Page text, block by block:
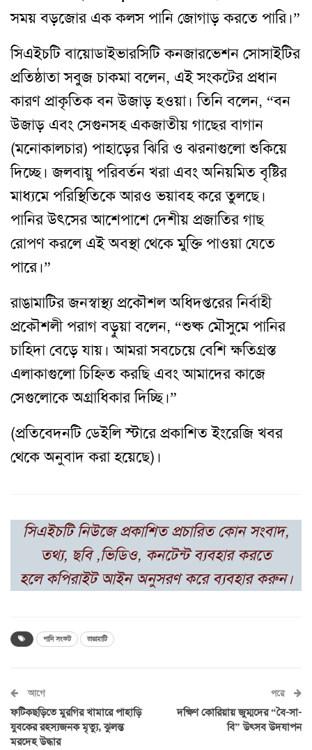
সময় বড়জোর এক কলস পানি জোগাড় করতে পারি।”
সিএইচটি বায়োডাইভারসিটি কনজারভেশন সোসাইটির
প্রতিষ্ঠাতা সবুজ চাকমা বলেন, এই সংকটের প্রধান
কারণ প্রাকৃতিক বন উজাড় হওয়া। তিনি বলেন, “বন
উজাড় এবং সেগুনসহ একজাতীয় গাছের বাগান
(মনোকালচার) পাহাড়ের ঝিরি ও ঝরনাগুলো শুকিয়ে
দিচ্ছে। জলবায়ু পরিবর্তন খরা এবং অনিয়মিত বৃষ্টির
মাধ্যমে পরিস্থিতিকে আরও ভয়াবহ করে তুলছে।
পানির উৎসের আশেপাশে দেশীয় প্রজাতির গাছ
রোপণ করলে এই অবস্থা থেকে মুক্তি পাওয়া যেতে
পারে।”
রাঙামাটির জনস্বাস্থ্য প্রকৌশল অধিদপ্তরের নির্বাহী
প্রকৌশলী পরাগ বড়ুয়া বলেন, “শুষ্ক মৌসুমে পানির
চাহিদা বেড়ে যায়। আমরা সবচেয়ে বেশি ক্ষতিগ্রস্ত
এলাকাগুলো চিহ্নিত করছি এবং আমাদের কাজে
সেগুলোকে অগ্রাধিকার দিচ্ছি।”
(প্রতিবেদনটি ডেইলি স্টারে প্রকাশিত ইংরেজি খবর
থেকে অনুবাদ করা হয়েছে)।
সিএইচটি নিউজে প্রকাশিত প্রচারিত কোন সংবাদ,
তথ্য, ছবি ,ভিডিও, কনটেন্ট ব্যবহার করতে
হলে কপিরাইট আইন অনুসরণ করে ব্যবহার করুন।
পানি সংকট রাঙামাটি
আগে
ফটিকছড়িতে মুরগির খামারে পাহাড়ি
যুবকের রহস্যজনক মৃত্যু, ঝুলন্ত
মরদেহ উদ্ধার
পরে
দক্ষিণ কোরিয়ায় জুম্মদের “বৈ-সা-
বি” উৎসব উদযাপন